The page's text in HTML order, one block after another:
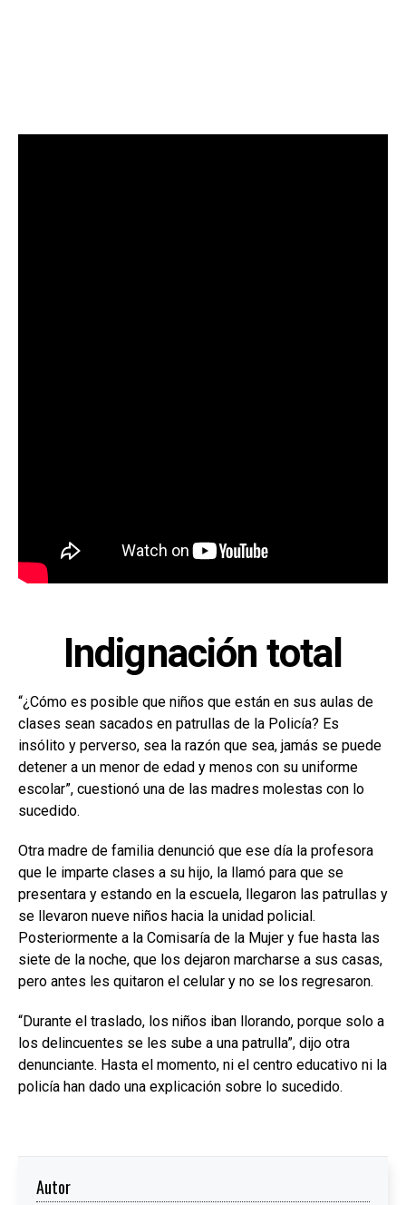
Indignación total
“¿Cómo es posible que niños que están en sus aulas de
clases sean sacados en patrullas de la Policía? Es
insólito y perverso, sea la razón que sea, jamás se puede
detener a un menor de edad y menos con su uniforme
escolar”, cuestionó una de las madres molestas con lo
sucedido.
Otra madre de familia denunció que ese día la profesora
que le imparte clases a su hijo, la llamó para que se
presentara y estando en la escuela, llegaron las patrullas y
se llevaron nueve niños hacia la unidad policial.
Posteriormente a la Comisaría de la Mujer y fue hasta las
siete de la noche, que los dejaron marcharse a sus casas,
pero antes les quitaron el celular y no se los regresaron.
“Durante el traslado, los niños iban llorando, porque solo a
los delincuentes se les sube a una patrulla”, dijo otra
denunciante. Hasta el momento, ni el centro educativo ni la
policía han dado una explicación sobre lo sucedido.
Autor